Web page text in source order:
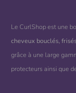
Le CurlShop est une
cheveux bouclés,
grâce à une large
protecteurs ainsi que